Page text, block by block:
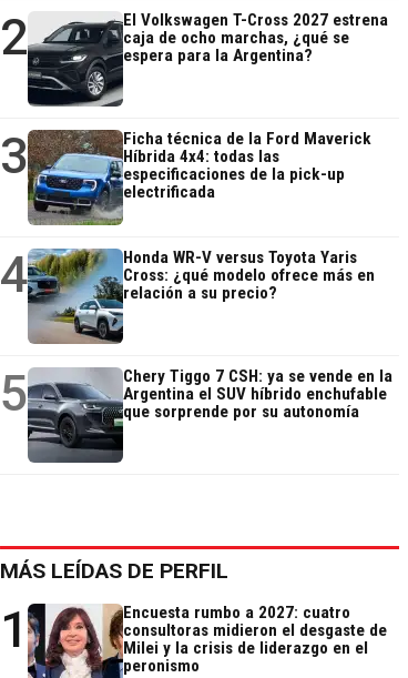
2
El Volkswagen T-Cross 2027 estrena
caja de ocho marchas, ¿qué se
espera para la Argentina?
3
Ficha técnica de la Ford Maverick
Híbrida 4x4: todas las
especificaciones de la pick-up
electrificada
4
Honda WR-V versus Toyota Yaris
Cross: ¿qué modelo ofrece más en
relación a su precio?
5
Chery Tiggo 7 CSH: ya se vende en la
Argentina el SUV híbrido enchufable
que sorprende por su autonomía
MÁS LEÍDAS DE PERFIL
1
Encuesta rumbo a 2027: cuatro
consultoras midieron el desgaste de
Milei y la crisis de liderazgo en el
peronismo